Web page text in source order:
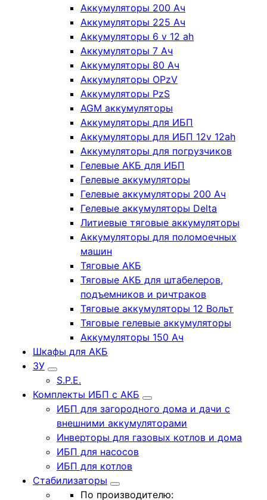
Аккумуляторы 200 Ач
Аккумуляторы 225 Ач
Аккумуляторы 6 v 12 ah
Аккумуляторы 7 Ач
Аккумуляторы 80 Ач
Аккумуляторы OPzV
Аккумуляторы PzS
AGM аккумуляторы
Аккумуляторы для ИБП
Аккумуляторы для ИБП 12v 12ah
Аккумуляторы для погрузчиков
Гелевые АКБ для ИБП
Гелевые аккумуляторы
Гелевые аккумуляторы 200 Ач
Гелевые аккумуляторы Delta
Литиевые тяговые аккумуляторы
Аккумуляторы для поломоечных
машин
Тяговые АКБ
Тяговые АКБ для штабелеров,
подъемников и ричтраков
Тяговые аккумуляторы 12 Вольт
Тяговые гелевые аккумуляторы
Аккумуляторы 150 Ач
Шкафы для АКБ
ЗУ
S.P.E.
Комплекты ИБП с АКБ
ИБП для загородного дома и дачи с
внешними аккумуляторами
Инверторы для газовых котлов и дома
ИБП для насосов
ИБП для котлов
Стабилизаторы
По производителю: